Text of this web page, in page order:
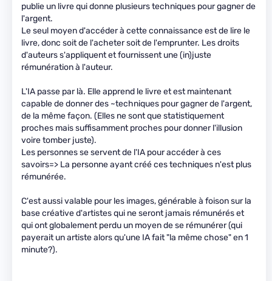
publie un livre qui donne plusieurs techniques pour gagner de
l'argent.
Le seul moyen d'accéder à cette connaissance est de lire le
livre, donc soit de l'acheter soit de l'emprunter. Les droits
d'auteurs s'appliquent et fournissent une (in)juste
rémunération à l'auteur.
L'IA passe par là. Elle apprend le livre et est maintenant
capable de donner des ~techniques pour gagner de l'argent,
de la même façon. (Elles ne sont que statistiquement
proches mais suffisamment proches pour donner l'illusion
voire tomber juste).
Les personnes se servent de l'IA pour accéder à ces
savoirs=> La personne ayant créé ces techniques n'est plus
rémunérée.
C'est aussi valable pour les images, générable à foison sur la
base créative d'artistes qui ne seront jamais rémunérés et
qui ont globalement perdu un moyen de se rémunérer (qui
payerait un artiste alors qu'une IA fait "la même chose" en 1
minute?).